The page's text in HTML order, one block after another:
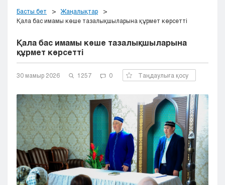
Актобе
Атырау
Караганда
Кокшетау
Кызылорда
Петропавловск
Семей
Талдыкорган
Тараз
Туркестан
Уральск
Усть-Каменогорск
Басты бет
Жаңалықтар
Қала бас имамы көше тазалықшыларына құрмет көрсетті
Қала бас имамы көше тазалықшыларына
құрмет көрсетті
30 мамыр 2026 1257 0 Таңдаулыға қосу